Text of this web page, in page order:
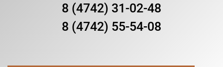
8 (4742) 31-02-48
8 (4742) 55-54-08